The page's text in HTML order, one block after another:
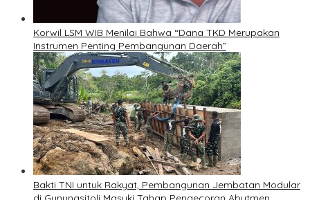
Korwil LSM WIB Menilai Bahwa “Dana TKD Merupakan
Instrumen Penting Pembangunan Daerah”
Bakti TNI untuk Rakyat, Pembangunan Jembatan Modular